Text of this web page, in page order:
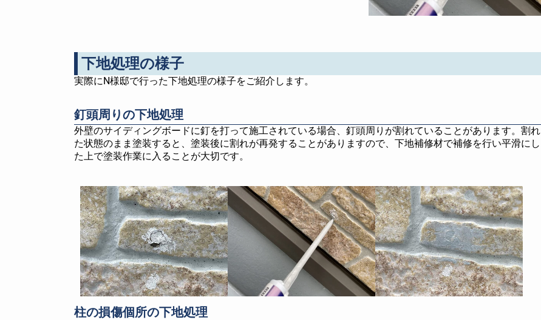
下地処理の様子
実際にN様邸で行った下地処理の様子をご紹介します。
釘頭周りの下地処理
外壁のサイディングボードに釘を打って施工されている場合、釘頭周りが割れていることがあります。割れ
た状態のまま塗装すると、塗装後に割れが再発することがありますので、下地補修材で補修を行い平滑にし
た上で塗装作業に入ることが大切です。
柱の損傷個所の下地処理